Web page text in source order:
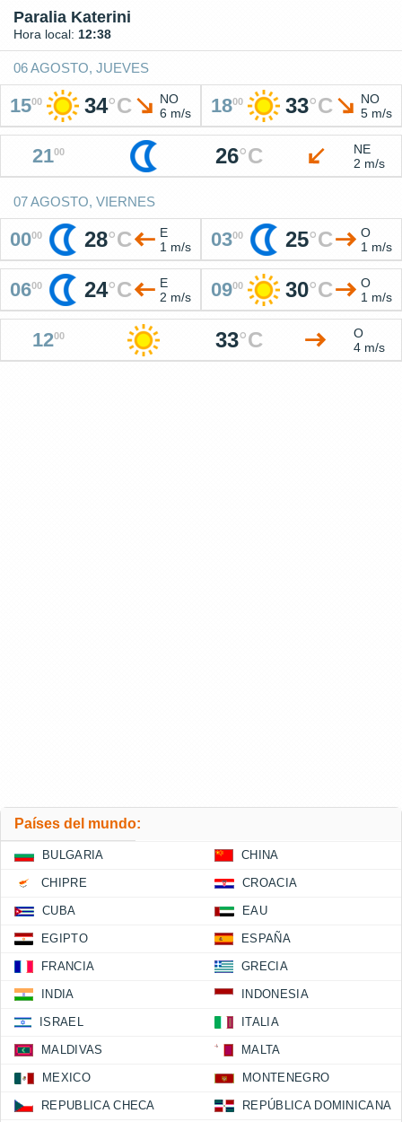
Paralia Katerini
Hora local: 12:38
06 AGOSTO, JUEVES
1500 34°C
NO
6 m/s
1800 33°C
NO
5 m/s
2100 26°C
NE
2 m/s
07 AGOSTO, VIERNES
0000 28°C
E
1 m/s
0300 25°C
O
1 m/s
0600 24°C
E
2 m/s
0900 30°C
O
1 m/s
1200 33°C
O
4 m/s
Países del mundo:
BULGARIA CHINA
CHIPRE CROACIA
CUBA EAU
EGIPTO ESPAÑA
FRANCIA GRECIA
INDIA INDONESIA
ISRAEL ITALIA
MALDIVAS MALTA
MEXICO MONTENEGRO
REPUBLICA CHECA REPÚBLICA DOMINICANA